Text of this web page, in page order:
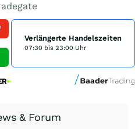
Verlängerte Handelszeiten
07:30 bis 23:00 Uhr
& Forum